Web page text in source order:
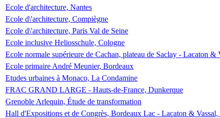
Ecole d'architecture, Nantes
Ecole d\'architecture, Compiègne
Ecole d\'architecture, Paris Val de Seine
Ecole inclusive Heliosschule, Cologne
Ecole normale supérieure de Cachan, plateau de Saclay - Lacaton &
Ecole primaire André Meunier, Bordeaux
Etudes urbaines à Monaco, La Condamine
FRAC GRAND LARGE - Hauts-de-France, Dunkerque
Grenoble Arlequin, Étude de transformation
Hall d'Expositions et de Congrès, Bordeaux Lac - Lacaton &